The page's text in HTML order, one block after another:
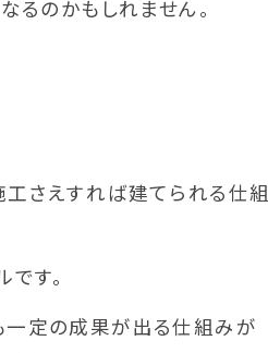
るのかもしれません。
さえすれば建てられる仕組
す。
一定の成果が出る仕組みが